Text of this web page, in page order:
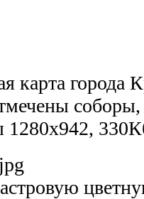
карта
1280х942,